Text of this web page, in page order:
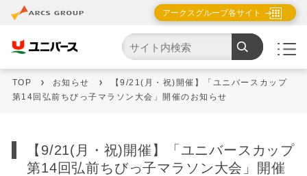
アークスグループ各サイト
TOP お知らせ
【9/21(月・祝)開催】「ユニバースカップ
第14回弘前ちびっ子マラソン大会」開催のお知らせ
【9/21(月・祝)開催】「ユニバースカップ
第14回弘前ちびっ子マラソン大会」開催